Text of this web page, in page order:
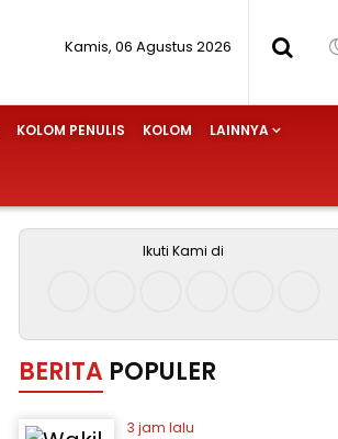
Kamis, 06 Agustus 2026
KOLOM PENULIS KOLOM LAINNYA
Ikuti Kami di
BERITA POPULER
3 jam lalu